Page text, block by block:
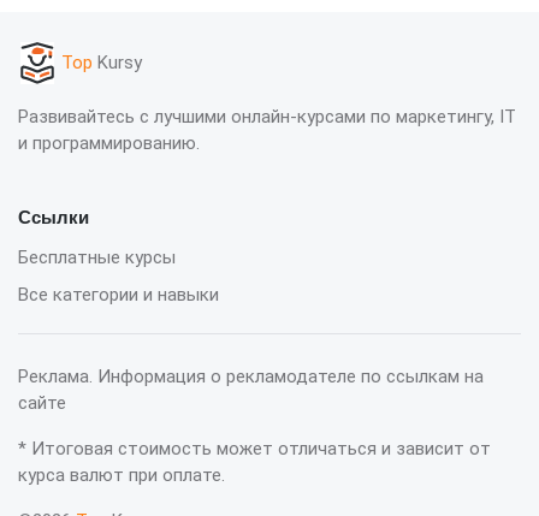
Top Kursy
Развивайтесь с лучшими онлайн-курсами по маркетингу, IT
и программированию.
Ссылки
Бесплатные курсы
Все категории и навыки
Реклама. Информация о рекламодателе по ссылкам на
сайте
* Итоговая стоимость может отличаться и зависит от
курса валют при оплате.